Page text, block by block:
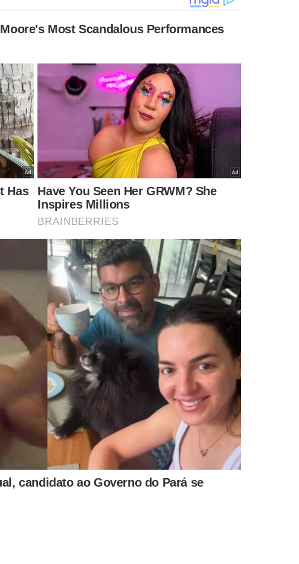
Exército e pastor é
flagrante por
adolescente de 13
IDENTIFICADO
Adolescente de 15 anos é o
principal suspeito de
assassinar taxista em
Teresina
no Rio Paraíba do Sul. O resgate, realizado na tarde de
familiares, encontrou os corpos com os braços amarrados.
Matias, de 15 anos, que, segundo seus familiares, não tinha
não havia sido divulgada até a publicação desta
de Campos, e o crime está sendo investigado pela 134ª